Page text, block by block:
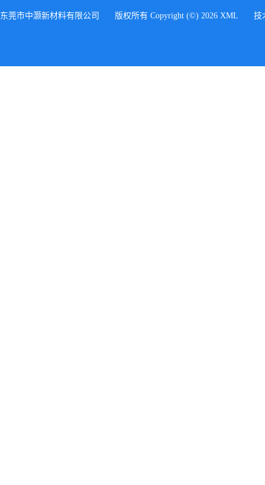
东莞市中灏新材料有限公司 版权所有 Copyright (©) 2026 XML 技